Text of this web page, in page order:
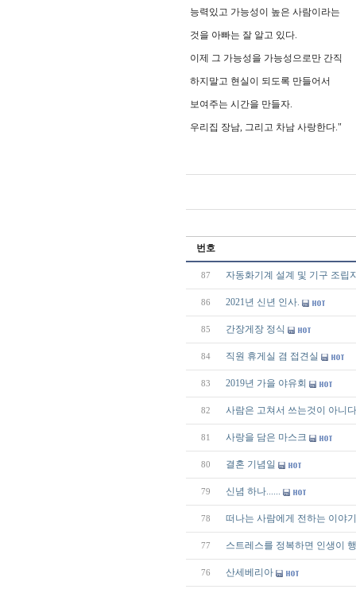
능력있고 가능성이 높은 사람이라는
것을 아빠는 잘 알고 있다.
이제 그 가능성을 가능성으로만 간직
하지말고 현실이 되도록 만들어서
보여주는 시간을 만들자.
우리집 장남, 그리고 차남 사랑한다."
번호
87 자동화기계 설계 및 기구 조립
86 2021년 신년 인사.
85 간장게장 정식
84 직원 휴게실 겸 접견실
83 2019년 가을 야유회
82 사람은 고쳐서 쓰는것이 아니
81 사랑을 담은 마스크
80 결혼 기념일
79 신념 하나......
78 떠나는 사람에게 전하는 이야기
77 스트레스를 정복하면 인생이
76 산세베리아